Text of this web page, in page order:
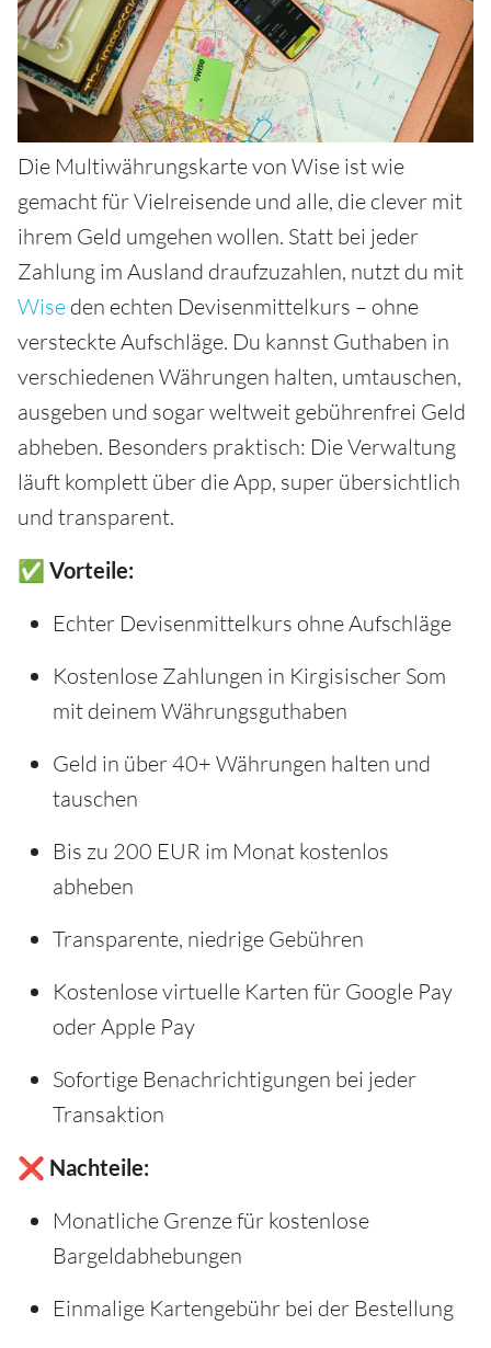
Die Multiwährungskarte von Wise ist wie
gemacht für Vielreisende und alle, die clever mit
ihrem Geld umgehen wollen. Statt bei jeder
Zahlung im Ausland draufzuzahlen, nutzt du mit
Wise den echten Devisenmittelkurs – ohne
versteckte Aufschläge. Du kannst Guthaben in
verschiedenen Währungen halten, umtauschen,
ausgeben und sogar weltweit gebührenfrei Geld
abheben. Besonders praktisch: Die Verwaltung
läuft komplett über die App, super übersichtlich
und transparent.
✅ Vorteile:
Echter Devisenmittelkurs ohne Aufschläge
Kostenlose Zahlungen in Kirgisischer Som
mit deinem Währungsguthaben
Geld in über 40+ Währungen halten und
tauschen
Bis zu 200 EUR im Monat kostenlos
abheben
Transparente, niedrige Gebühren
Kostenlose virtuelle Karten für Google Pay
oder Apple Pay
Sofortige Benachrichtigungen bei jeder
Transaktion
❌ Nachteile:
Monatliche Grenze für kostenlose
Bargeldabhebungen
Einmalige Kartengebühr bei der Bestellung